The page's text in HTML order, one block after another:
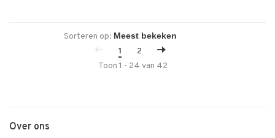
Sorteren op:
1
2
Toon 1 - 24 van 42
Over ons